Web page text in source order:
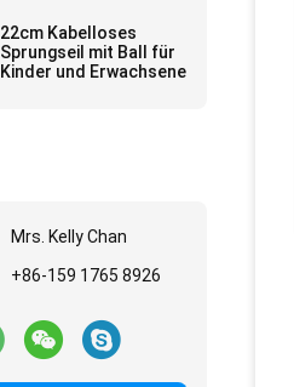
Counter
22cm Kabelloses
Sprungseil mit Ball für
Kinder und Erwachsene
Mrs. Kelly Chan
+86-159 1765 8926